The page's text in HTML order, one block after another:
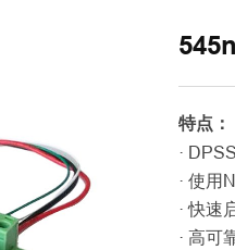
特点：
·
· 使用
· 快速
· 高可